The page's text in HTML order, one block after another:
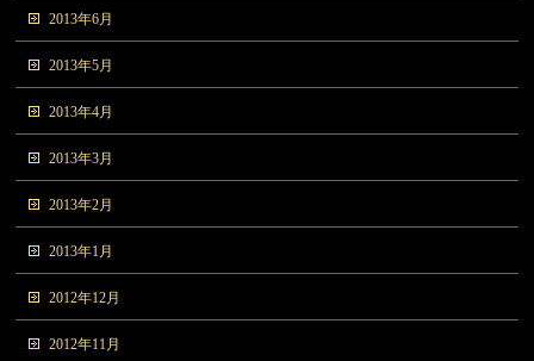
2013年6月
2013年5月
2013年4月
2013年3月
2013年2月
2013年1月
2012年12月
2012年11月